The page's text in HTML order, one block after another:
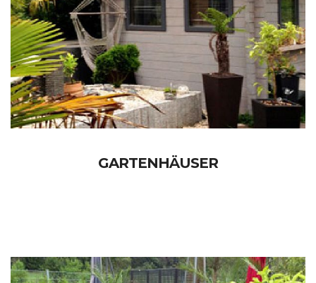
GARTENHÄUSER